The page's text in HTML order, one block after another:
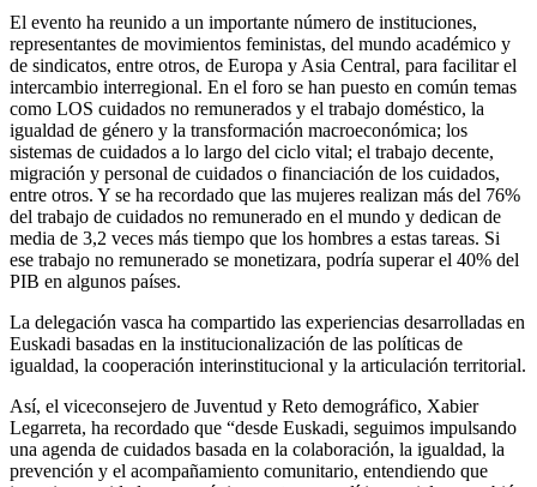
El evento ha reunido a un importante número de instituciones,
representantes de movimientos feministas, del mundo académico y
de sindicatos, entre otros, de Europa y Asia Central, para facilitar el
intercambio interregional. En el foro se han puesto en común temas
como LOS cuidados no remunerados y el trabajo doméstico, la
igualdad de género y la transformación macroeconómica; los
sistemas de cuidados a lo largo del ciclo vital; el trabajo decente,
migración y personal de cuidados o financiación de los cuidados,
entre otros. Y se ha recordado que las mujeres realizan más del 76%
del trabajo de cuidados no remunerado en el mundo y dedican de
media de 3,2 veces más tiempo que los hombres a estas tareas. Si
ese trabajo no remunerado se monetizara, podría superar el 40% del
PIB en algunos países.
La delegación vasca ha compartido las experiencias desarrolladas en
Euskadi basadas en la institucionalización de las políticas de
igualdad, la cooperación interinstitucional y la articulación territorial.
Así, el viceconsejero de Juventud y Reto demográfico, Xabier
Legarreta, ha recordado que “desde Euskadi, seguimos impulsando
una agenda de cuidados basada en la colaboración, la igualdad, la
prevención y el acompañamiento comunitario, entendiendo que